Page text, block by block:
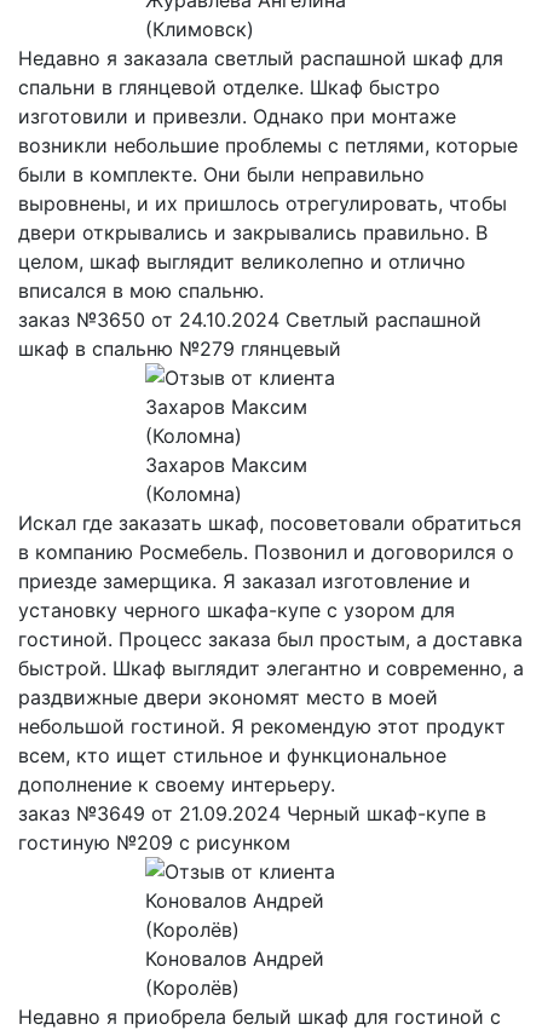
(Климовск)
Недавно я заказала светлый распашной шкаф для
спальни в глянцевой отделке. Шкаф быстро
изготовили и привезли. Однако при монтаже
возникли небольшие проблемы с петлями, которые
были в комплекте. Они были неправильно
выровнены, и их пришлось отрегулировать, чтобы
двери открывались и закрывались правильно. В
целом, шкаф выглядит великолепно и отлично
вписался в мою спальню.
заказ №3650 от 24.10.2024 Светлый распашной
шкаф в спальню №279 глянцевый
Захаров Максим
(Коломна)
Искал где заказать шкаф, посоветовали обратиться
в компанию Росмебель. Позвонил и договорился о
приезде замерщика. Я заказал изготовление и
установку черного шкафа-купе с узором для
гостиной. Процесс заказа был простым, а доставка
быстрой. Шкаф выглядит элегантно и современно, а
раздвижные двери экономят место в моей
небольшой гостиной. Я рекомендую этот продукт
всем, кто ищет стильное и функциональное
дополнение к своему интерьеру.
заказ №3649 от 21.09.2024 Черный шкаф-купе в
гостиную №209 с рисунком
Коновалов Андрей
(Королёв)
Недавно я приобрела белый шкаф для гостиной с